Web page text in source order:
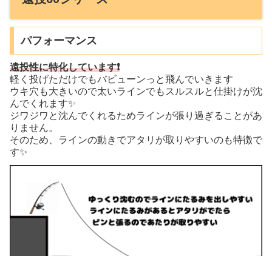
パフォーマンス
遠投性に特化しています❗
軽く投げただけでもバビューンっと飛んでいきます
ウキ穴も大きいので太いラインでもスルスルと仕掛けが沈
んでくれます✨
ジワジワと沈んでくれるためラインが張り過ぎることがあ
りません。
そのため、ラインの動きでアタリが取りやすいのも特徴で
す✨